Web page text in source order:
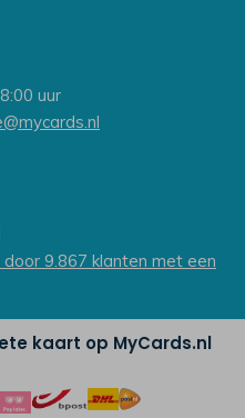
uur
9.867 klanten met een
kaart op MyCards.nl